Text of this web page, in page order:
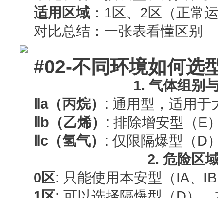
适用区域 ：1区、2区（正常
对比总结：一张表看懂区别
#02-不同环境如何选
1. 气体组别
Ⅱa（丙烷） : 通用型，适用于
Ⅱb（乙烯） : 排除增安型（E
Ⅱc（氢气） : 仅限隔爆型（D
2. 危险区
0区: 只能使用本安型（IA、